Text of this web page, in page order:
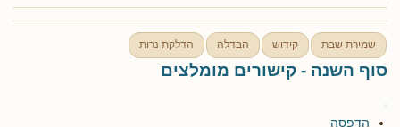
שמירת שבת קידוש הבדלה הדלקת נרות
סוף השנה - קישורים מומלצים
הדפסה